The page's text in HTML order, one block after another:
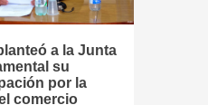
a la Junta
su
por la
comercio